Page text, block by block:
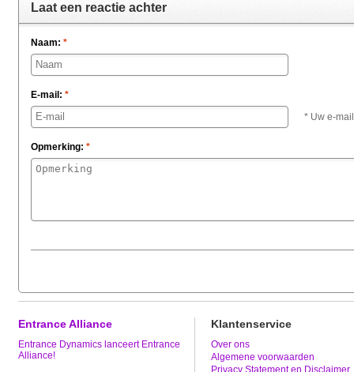
Laat een reactie achter
Naam: *
E-mail: *
* Uw e-
Opmerking: *
Entrance Alliance
Entrance Dynamics lanceert Entrance
Alliance!
Klantenservice
Over ons
Algemene voorwaarden
Privacy Statement en Disclaimer